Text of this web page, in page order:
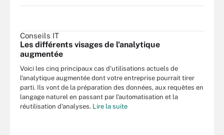
Conseils IT
Les différents visages de l'analytique
augmentée
Voici les cinq principaux cas d'utilisations actuels de
l'analytique augmentée dont votre entreprise pourrait tirer
parti. Ils vont de la préparation des données, aux requêtes en
langage naturel en passant par l'automatisation et la
réutilisation d'analyses. Lire la suite